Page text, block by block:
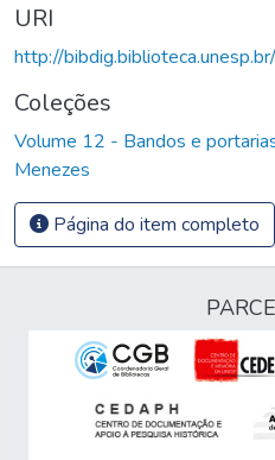
URI
http://
Coleções
Volume 12 - Bandos e
Menezes
Página do item completo